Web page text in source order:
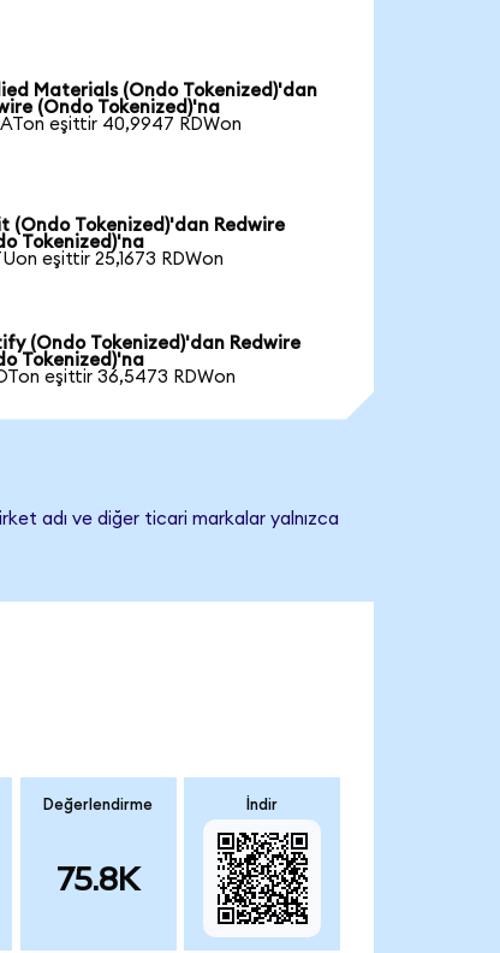
Materials (Ondo Tokenized)'dan
(Ondo Tokenized)'na
eşittir 40,9947 RDWon
(Ondo Tokenized)'dan Redwire
Tokenized)'na
eşittir 25,1673 RDWon
(Ondo Tokenized)'dan Redwire
Tokenized)'na
eşittir 36,5473 RDWon
adı ve diğer ticari markalar yalnızca
Değerlendirme
75.8K
İndir